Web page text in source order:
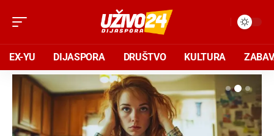
EX-YU DIJASPORA DRUŠTVO KULTURA